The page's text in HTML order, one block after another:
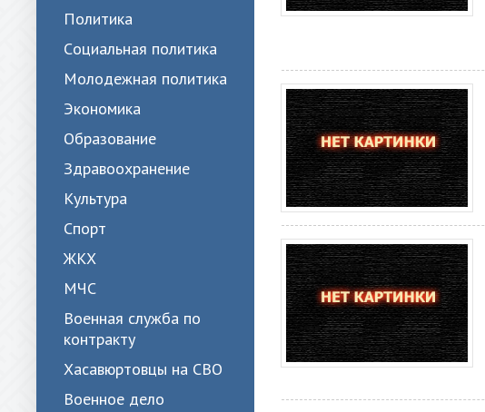
Политика
Cоциальная политика
Молодежная политика
Экономика
Образование
Здравоохранение
Культура
Спорт
ЖКХ
МЧС
Военная служба по
контракту
Хасавюртовцы на СВО
Военное дело